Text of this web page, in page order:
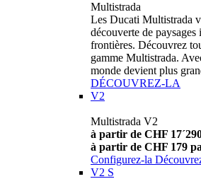
Multistrada
Les Ducati Multistrada
découverte de
frontières. Découvrez
gamme Multistrada.
monde devient plus
DÉCOUVREZ-LA
V2
Multistrada V2
à partir de CHF
à partir de CHF 179
Configurez-la
V2 S